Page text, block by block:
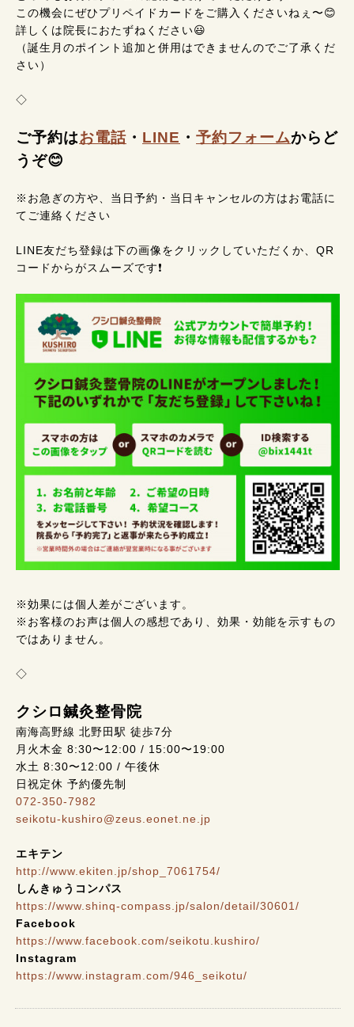
この機会にぜひプリペイドカードをご購入くださいねぇ〜😊
詳しくは院長におたずねください😃
（誕生月のポイント追加と併用はできませんのでご了承くだ
さい）
◇
ご予約はお電話 ・ LINE ・ 予約フォームからど
うぞ😊
※お急ぎの方や、当日予約・当日キャンセルの方はお電話に
てご連絡ください
LINE友だち登録は下の画像をクリックしていただくか、QR
コードからがスムーズです❗
※効果には個人差がございます。
※お客様のお声は個人の感想であり、効果・効能を示すもの
ではありません。
◇
クシロ鍼灸整骨院
南海高野線 北野田駅 徒歩7分
月火木金 8:30〜12:00 / 15:00〜19:00
水土 8:30〜12:00 / 午後休
日祝定休 予約優先制
072-350-7982
seikotu-kushiro@zeus.eonet.ne.jp
エキテン
http://www.ekiten.jp/shop_7061754/
しんきゅうコンパス
https://www.shinq-compass.jp/salon/detail/30601/
Facebook
https://www.facebook.com/seikotu.kushiro/
Instagram
https://www.instagram.com/946_seikotu/